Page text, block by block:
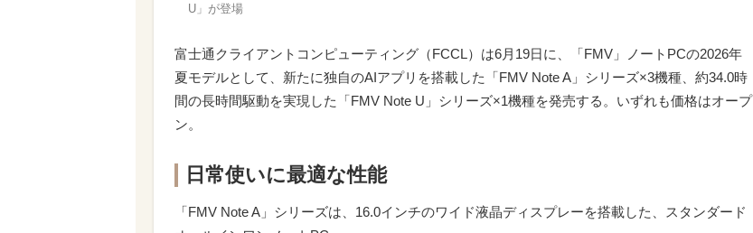
U」が登場
富士通クライアントコンピューティング（FCCL）は6月19日に、「FMV」ノートPCの2026年
夏モデルとして、新たに独自のAIアプリを搭載した「FMV Note A」シリーズ×3機種、約34.0時
間の長時間駆動を実現した「FMV Note U」シリーズ×1機種を発売する。いずれも価格はオープ
ン。
日常使いに最適な性能
「FMV Note A」シリーズは、16.0インチのワイド液晶ディスプレーを搭載した、スタンダード